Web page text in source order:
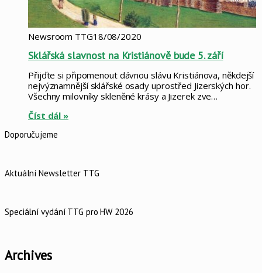
Newsroom TTG18/08/2020
Sklářská slavnost na Kristiánově bude 5. září
Přijďte si připomenout dávnou slávu Kristiánova, někdejší
nejvýznamnější sklářské osady uprostřed Jizerských hor.
Všechny milovníky skleněné krásy a Jizerek zve…
Číst dál »
Doporučujeme
Aktuální Newsletter TTG
Speciální vydání TTG pro HW 2026
Archives